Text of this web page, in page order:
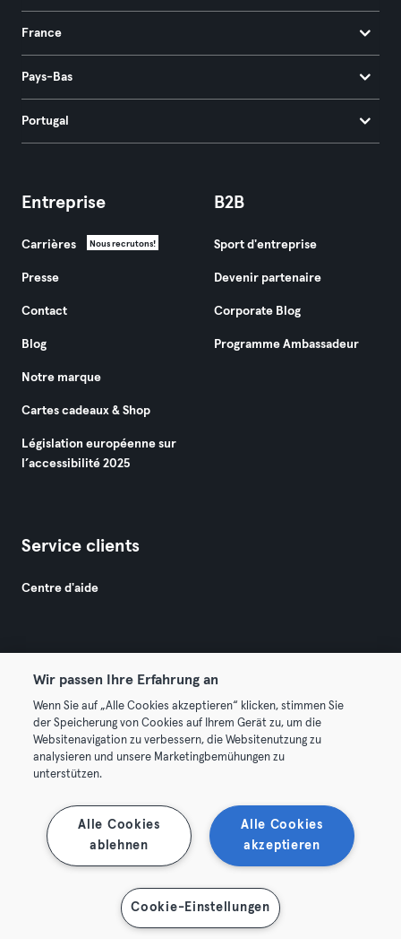
France
Pays-Bas
Portugal
Entreprise
Carrières Nous recrutons!
Presse
Contact
Blog
Notre marque
Cartes cadeaux & Shop
Législation européenne sur
l’accessibilité 2025
B2B
Sport d'entreprise
Devenir partenaire
Corporate Blog
Programme Ambassadeur
Service clients
Centre d'aide
© 2026 Urban Sports Group GmbH. All rights reserved.
Conditions générales Politique de confidentialité
Mentions légales
Se rétracter ici
Wir passen Ihre Erfahrung an
Wenn Sie auf „Alle Cookies akzeptieren“ klicken, stimmen Sie
der Speicherung von Cookies auf Ihrem Gerät zu, um die
Websitenavigation zu verbessern, die Websitenutzung zu
analysieren und unsere Marketingbemühungen zu
unterstützen.
Alle Cookies
akzeptieren
Alle Cookies
ablehnen
Cookie-Einstellungen